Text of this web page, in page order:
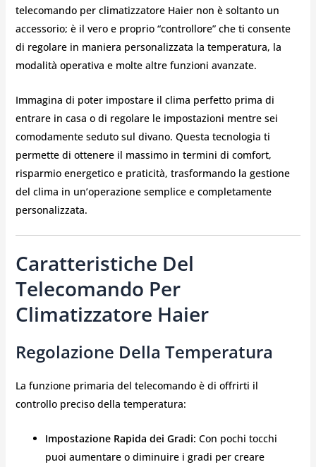
telecomando per climatizzatore Haier non è soltanto un
accessorio; è il vero e proprio “controllore” che ti consente
di regolare in maniera personalizzata la temperatura, la
modalità operativa e molte altre funzioni avanzate.
Immagina di poter impostare il clima perfetto prima di
entrare in casa o di regolare le impostazioni mentre sei
comodamente seduto sul divano. Questa tecnologia ti
permette di ottenere il massimo in termini di comfort,
risparmio energetico e praticità, trasformando la gestione
del clima in un’operazione semplice e completamente
personalizzata.
Caratteristiche Del
Telecomando Per
Climatizzatore Haier
Regolazione Della Temperatura
La funzione primaria del telecomando è di offrirti il
controllo preciso della temperatura:
Impostazione Rapida dei Gradi: Con pochi tocchi
puoi aumentare o diminuire i gradi per creare